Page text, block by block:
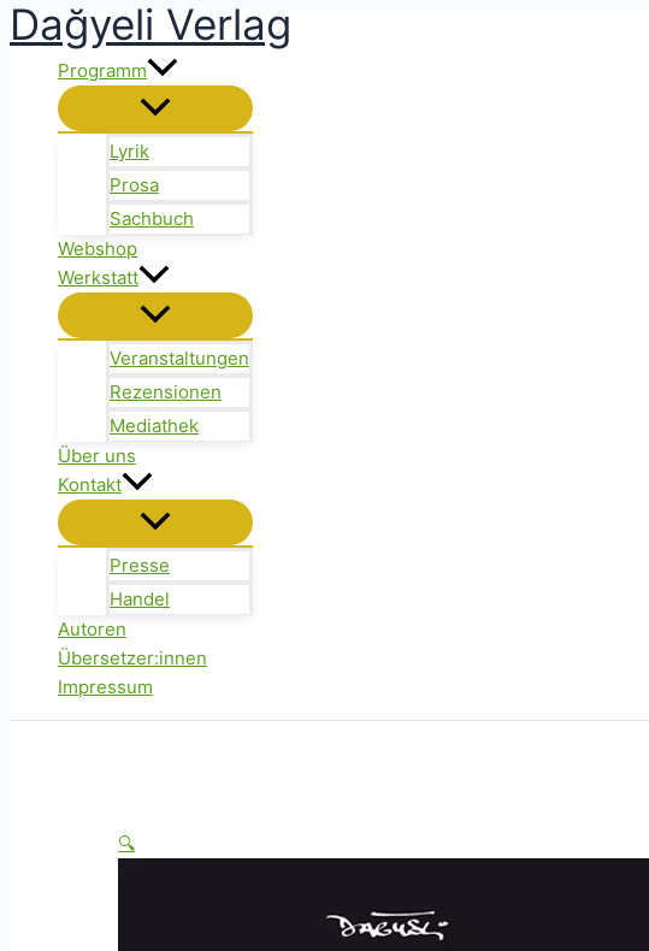
Zum
Inhalt
springen
Dağyeli Verlag
Programm
Lyrik
Prosa
Sachbuch
Webshop
Werkstatt
Veranstaltungen
Rezensionen
Mediathek
Über uns
Kontakt
Presse
Handel
Autoren
Übersetzer:innen
Impressum
🔍